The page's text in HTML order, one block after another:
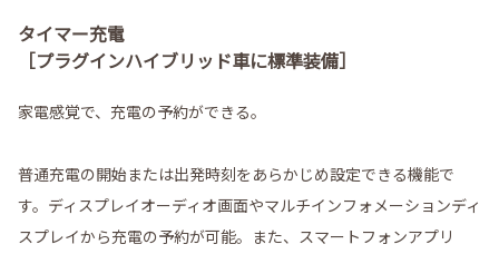
タイマー充電
［プラグインハイブリッド車に標準装備］
家電感覚で、充電の予約ができる。
普通充電の開始または出発時刻をあらかじめ設定できる機能で
す。ディスプレイオーディオ画面やマルチインフォメーションディ
スプレイから充電の予約が可能。また、スマートフォンアプリ